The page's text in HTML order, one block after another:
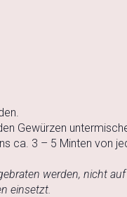
Gewürzen
ca. 3 – 5 Minten von
werden, nicht
einsetzt.